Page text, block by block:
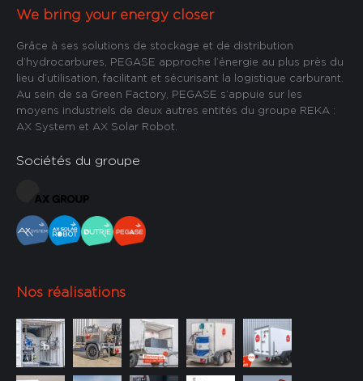
We bring your energy closer
Grâce à ses solutions de stockage et de distribution
d’hydrocarbures, PEGASE approche l’énergie au plus près du
lieu d’utilisation, facilitant et sécurisant la logistique carburant.
Au sein de sa Green Factory, PEGASE s’appuie sur les
moyens industriels de deux autres entités du groupe REKA :
AX System et AX Solar Robot.
Sociétés du groupe
Nos réalisations